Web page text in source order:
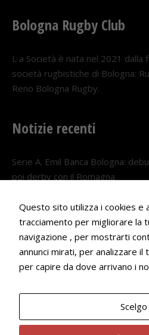
Bologna Rugby Club
L a Società è nata nel 2021
società rugbistiche di Bologna:
Reno Bologna Rugby.
Notizie recenti
Serie A. Emil Banca Bologna:
poi derby con il Romagna
Serie A. Il Bologna nel girone
29 LUGLIO 2026
Francesco Andrei convocato al
22 LUGLIO 2026
Questo sito utilizza i cookies e
tracciamento per migliorare la
navigazione , per mostrarti
annunci mirati, per analizzare
per capire da dove arrivano i
Scelgo